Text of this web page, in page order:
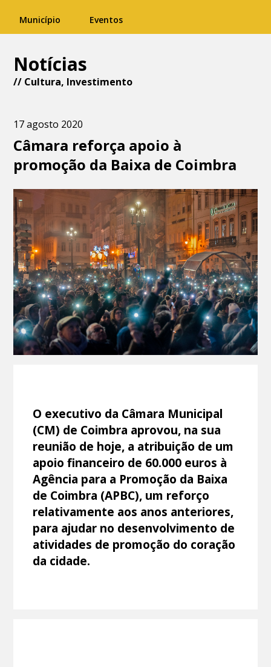
Município Eventos
Notícias
// Cultura, Investimento
17 agosto 2020
Câmara reforça apoio à
promoção da Baixa de Coimbra
O executivo da Câmara Municipal
(CM) de Coimbra aprovou, na sua
reunião de hoje, a atribuição de um
apoio financeiro de 60.000 euros à
Agência para a Promoção da Baixa
de Coimbra (APBC), um reforço
relativamente aos anos anteriores,
para ajudar no desenvolvimento de
atividades de promoção do coração
da cidade.